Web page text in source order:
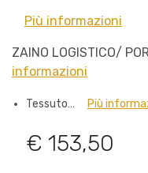
Più informazioni
ZAINO LOGISTICO/
informazioni
Tessuto… Più
€ 153,50